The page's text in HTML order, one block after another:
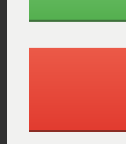
ein Produkt ihr Leben